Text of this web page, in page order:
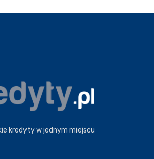
kredyty w jednym miejscu